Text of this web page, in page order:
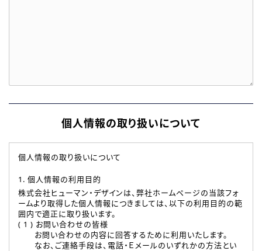
個人情報の取り扱いについて
個人情報の取り扱いについて
1. 個人情報の利用目的
株式会社ヒューマン・デザインは、弊社ホームページの当該フォ
ームより取得した個人情報につきましては、以下の利用目的の範
囲内で適正に取り扱います。
( 1 ) お問い合わせの皆様
お問い合わせの内容に回答するために利用いたします。
なお、ご連絡手段は、電話・Ｅメールのいずれかの方法とい